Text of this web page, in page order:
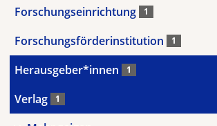
Forschungseinrichtung 1
Forschungsförderinstitution 1
Herausgeber*innen 1
Verlag 1